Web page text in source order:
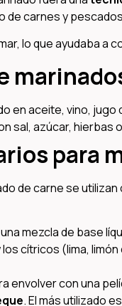
de carnes y
lo que ayudaba a
en aceite, vino,
sal, azúcar, hierbas
para
de carne se
mezcla de base
cítricos (lima,
envolver con una
. El más utilizado